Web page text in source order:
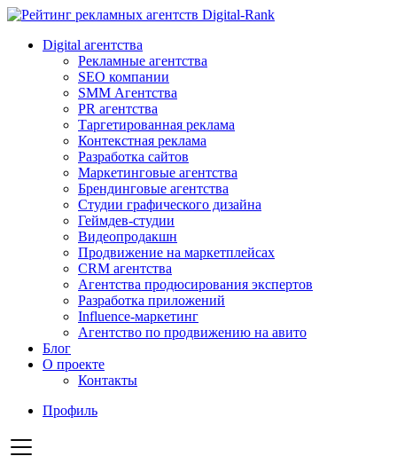
Digital-Rank
Digital агентства
Рекламные агентства
SEO компании
SMM Агентства
PR агентства
Таргетированная реклама
Контекстная реклама
Разработка сайтов
Маркетинговые агентства
Брендинговые агентства
Студии графического дизайна
Геймдев-студии
Видеопродакшн
Продвижение на маркетплейсах
CRM агентства
Агентства продюсирования экспертов
Разработка приложений
Influence-маркетинг
Агентство по продвижению на авито
Блог
О проекте
Контакты
Профиль